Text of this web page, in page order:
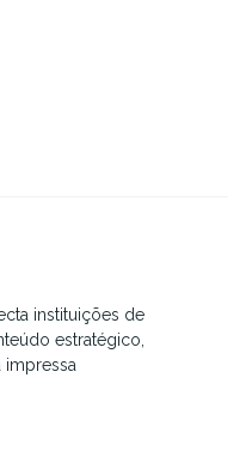
instituições de
estratégico,
impressa